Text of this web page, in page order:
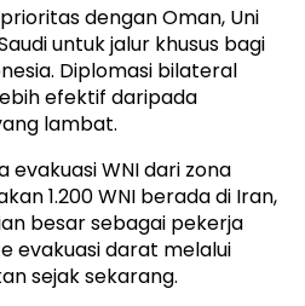
dengan Oman, Uni
untuk jalur khusus bagi
Diplomasi bilateral
efektif daripada
lambat.
evakuasi WNI dari zona
1.200 WNI berada di Iran,
besar sebagai pekerja
evakuasi darat melalui
sejak sekarang.